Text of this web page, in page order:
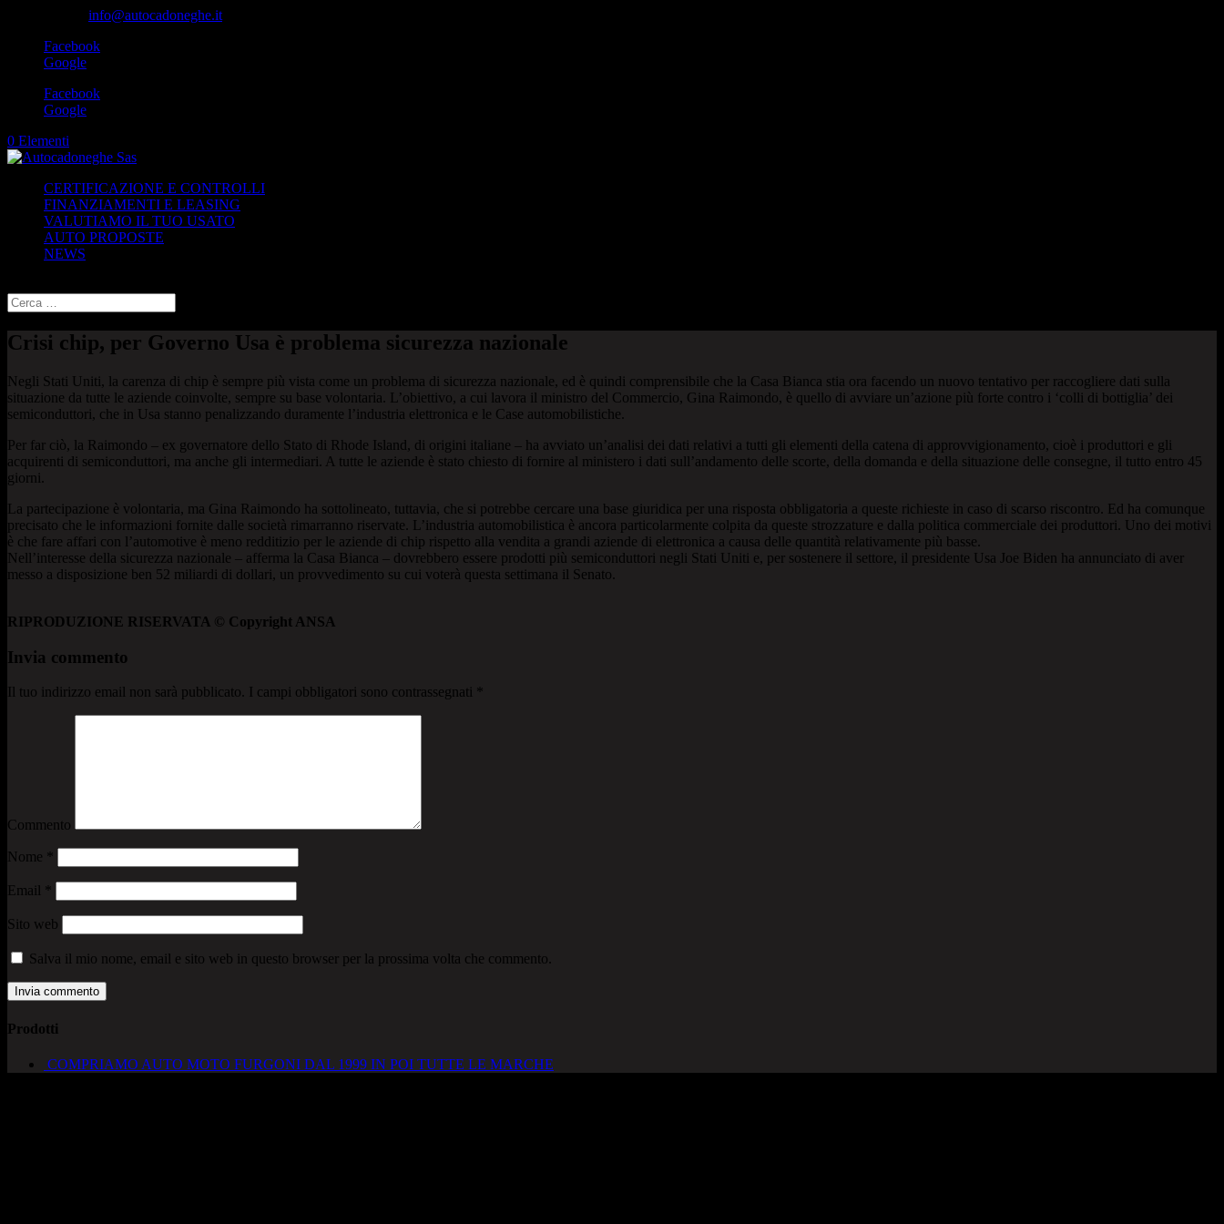
info@autocadoneghe.it
Facebook
Google
Facebook
Google
0 Elementi
CERTIFICAZIONE E CONTROLLI
FINANZIAMENTI E LEASING
VALUTIAMO IL TUO USATO
AUTO PROPOSTE
NEWS
Crisi chip, per Governo Usa è problema sicurezza nazionale
Negli Stati Uniti, la carenza di chip è sempre più vista come un problema di sicurezza nazionale, ed è quindi comprensibile che la Casa Bianca stia ora facendo un nuovo tentativo per raccogliere dati sulla
situazione da tutte le aziende coinvolte, sempre su base volontaria. L’obiettivo, a cui lavora il ministro del Commercio, Gina Raimondo, è quello di avviare un’azione più forte contro i ‘colli di bottiglia’ dei
semiconduttori, che in Usa stanno penalizzando duramente l’industria elettronica e le Case automobilistiche.
Per far ciò, la Raimondo – ex governatore dello Stato di Rhode Island, di origini italiane – ha avviato un’analisi dei dati relativi a tutti gli elementi della catena di approvvigionamento, cioè i produttori e gli
acquirenti di semiconduttori, ma anche gli intermediari. A tutte le aziende è stato chiesto di fornire al ministero i dati sull’andamento delle scorte, della domanda e della situazione delle consegne, il tutto entro 45
giorni.
La partecipazione è volontaria, ma Gina Raimondo ha sottolineato, tuttavia, che si potrebbe cercare una base giuridica per una risposta obbligatoria a queste richieste in caso di scarso riscontro. Ed ha comunque
precisato che le informazioni fornite dalle società rimarranno riservate. L’industria automobilistica è ancora particolarmente colpita da queste strozzature e dalla politica commerciale dei produttori. Uno dei motivi
è che fare affari con l’automotive è meno redditizio per le aziende di chip rispetto alla vendita a grandi aziende di elettronica a causa delle quantità relativamente più basse.
Nell’interesse della sicurezza nazionale – afferma la Casa Bianca – dovrebbero essere prodotti più semiconduttori negli Stati Uniti e, per sostenere il settore, il presidente Usa Joe Biden ha annunciato di aver
messo a disposizione ben 52 miliardi di dollari, un provvedimento su cui voterà questa settimana il Senato.
RIPRODUZIONE RISERVATA © Copyright ANSA
Invia commento
Il tuo indirizzo email non sarà pubblicato. I campi obbligatori sono contrassegnati
Commento
Nome
Email
Sito web
Salva il mio nome, email e sito web in questo browser per la prossima volta che commento.
Prodotti
COMPRIAMO AUTO MOTO FURGONI DAL 1999 IN POI TUTTE LE MARCHE